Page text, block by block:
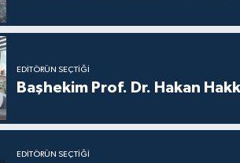
EDITÖRÜN SEÇTIĞI
Başhekim Prof. Dr. Hakan
EDITÖRÜN SEÇTIĞI